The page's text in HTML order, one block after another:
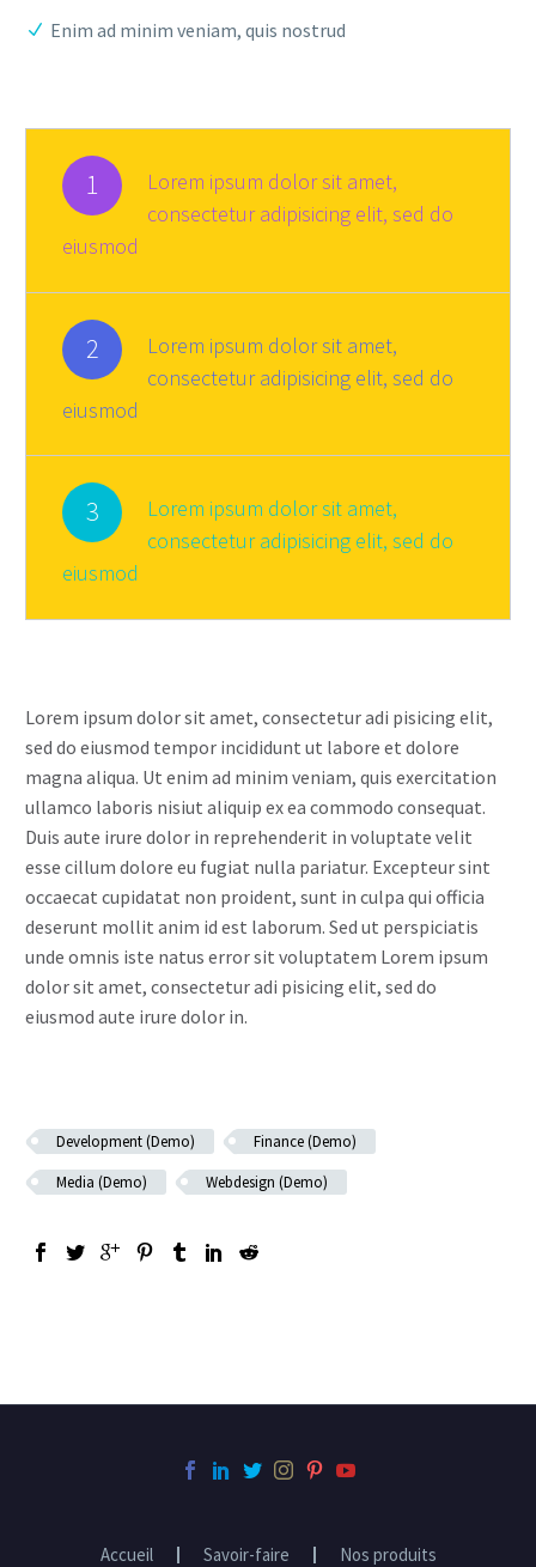
Enim ad minim veniam, quis nostrud
1
Lorem ipsum dolor sit amet,
consectetur adipisicing elit, sed do
eiusmod
2
Lorem ipsum dolor sit amet,
consectetur adipisicing elit, sed do
eiusmod
3
Lorem ipsum dolor sit amet,
consectetur adipisicing elit, sed do
eiusmod
Lorem ipsum dolor sit amet, consectetur adi pisicing elit,
sed do eiusmod tempor incididunt ut labore et dolore
magna aliqua. Ut enim ad minim veniam, quis exercitation
ullamco laboris nisiut aliquip ex ea commodo consequat.
Duis aute irure dolor in reprehenderit in voluptate velit
esse cillum dolore eu fugiat nulla pariatur. Excepteur sint
occaecat cupidatat non proident, sunt in culpa qui officia
deserunt mollit anim id est laborum. Sed ut perspiciatis
unde omnis iste natus error sit voluptatem Lorem ipsum
dolor sit amet, consectetur adi pisicing elit, sed do
eiusmod aute irure dolor in.
Development (Demo)
Finance (Demo)
Media (Demo)
Webdesign (Demo)
Accueil Savoir-faire Nos produits